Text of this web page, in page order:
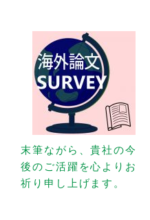
末筆ながら、貴社の今
後のご活躍を心よりお
祈り申し上げます。